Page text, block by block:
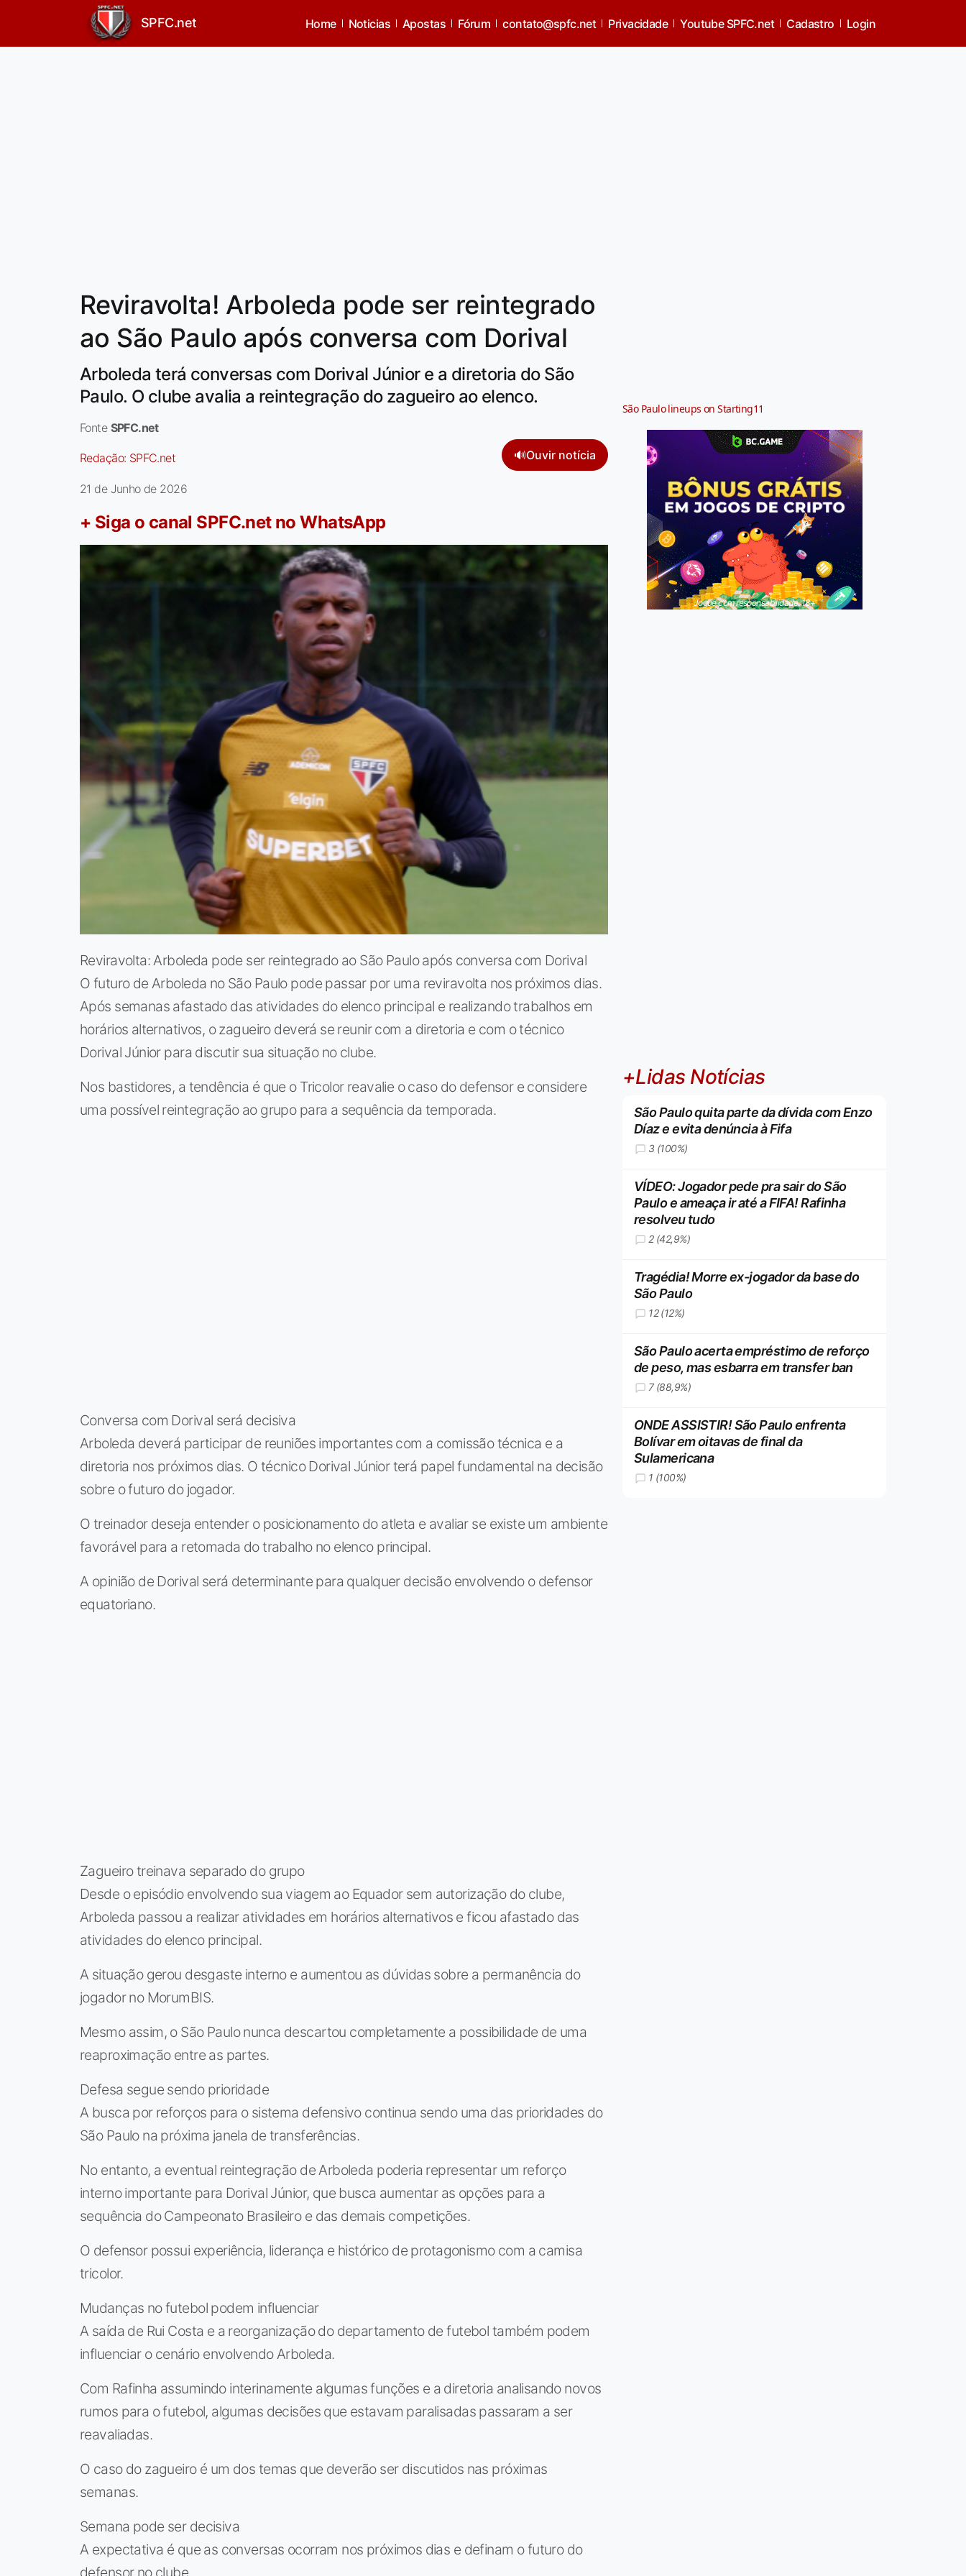
SPFC.net Home Noticias Apostas Fórum contato@spfc.net Privacidade Youtube SPFC.net Cadastro Login
Reviravolta! Arboleda pode ser reintegrado
ao São Paulo após conversa com Dorival
Arboleda terá conversas com Dorival Júnior e a diretoria do São
Paulo. O clube avalia a reintegração do zagueiro ao elenco.
Fonte SPFC.net
Redação: SPFC.net 🔊Ouvir notícia
21 de Junho de 2026
+ Siga o canal SPFC.net no WhatsApp
Reviravolta: Arboleda pode ser reintegrado ao São Paulo após conversa com Dorival
O futuro de Arboleda no São Paulo pode passar por uma reviravolta nos próximos dias.
Após semanas afastado das atividades do elenco principal e realizando trabalhos em
horários alternativos, o zagueiro deverá se reunir com a diretoria e com o técnico
Dorival Júnior para discutir sua situação no clube.
Nos bastidores, a tendência é que o Tricolor reavalie o caso do defensor e considere
uma possível reintegração ao grupo para a sequência da temporada.
Conversa com Dorival será decisiva
Arboleda deverá participar de reuniões importantes com a comissão técnica e a
diretoria nos próximos dias. O técnico Dorival Júnior terá papel fundamental na decisão
sobre o futuro do jogador.
O treinador deseja entender o posicionamento do atleta e avaliar se existe um ambiente
favorável para a retomada do trabalho no elenco principal.
A opinião de Dorival será determinante para qualquer decisão envolvendo o defensor
equatoriano.
Zagueiro treinava separado do grupo
Desde o episódio envolvendo sua viagem ao Equador sem autorização do clube,
Arboleda passou a realizar atividades em horários alternativos e ficou afastado das
atividades do elenco principal.
A situação gerou desgaste interno e aumentou as dúvidas sobre a permanência do
jogador no MorumBIS.
Mesmo assim, o São Paulo nunca descartou completamente a possibilidade de uma
reaproximação entre as partes.
Defesa segue sendo prioridade
A busca por reforços para o sistema defensivo continua sendo uma das prioridades do
São Paulo na próxima janela de transferências.
No entanto, a eventual reintegração de Arboleda poderia representar um reforço
interno importante para Dorival Júnior, que busca aumentar as opções para a
sequência do Campeonato Brasileiro e das demais competições.
O defensor possui experiência, liderança e histórico de protagonismo com a camisa
tricolor.
Mudanças no futebol podem influenciar
A saída de Rui Costa e a reorganização do departamento de futebol também podem
influenciar o cenário envolvendo Arboleda.
Com Rafinha assumindo interinamente algumas funções e a diretoria analisando novos
rumos para o futebol, algumas decisões que estavam paralisadas passaram a ser
reavaliadas.
O caso do zagueiro é um dos temas que deverão ser discutidos nas próximas
semanas.
Semana pode ser decisiva
A expectativa é que as conversas ocorram nos próximos dias e definam o futuro do
São Paulo lineups on Starting11
Jogue com responsabilidade. 18+
+Lidas Notícias
São Paulo quita parte da dívida com Enzo
Díaz e evita denúncia à Fifa
3 (100%)
VÍDEO: Jogador pede pra sair do São
Paulo e ameaça ir até a FIFA! Rafinha
resolveu tudo
2 (42,9%)
Tragédia! Morre ex-jogador da base do
São Paulo
12 (12%)
São Paulo acerta empréstimo de reforço
de peso, mas esbarra em transfer ban
7 (88,9%)
ONDE ASSISTIR! São Paulo enfrenta
Bolívar em oitavas de final da
Sulamericana
1 (100%)